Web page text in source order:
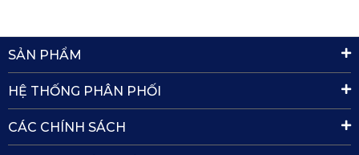
Hiện nay thảm sàn ô tô Range Rover 2022
KATA sở hữu toàn bộ những ưu điểm trên. Khách hàng
SẢN PHẨM
HỆ THỐNG PHÂN PHỐI
CÁC CHÍNH SÁCH